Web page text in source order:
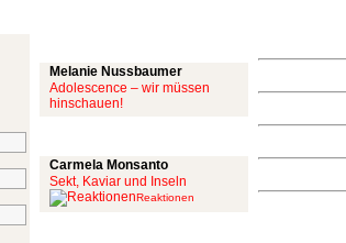
Melanie Nussbaumer
Adolescence – wir müssen
hinschauen!
Carmela Monsanto
Sekt, Kaviar und Inseln
Reaktionen